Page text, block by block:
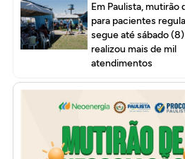
Em Paulista, mutirão
para pacientes
segue até sábado
realizou mais de mil
atendimentos